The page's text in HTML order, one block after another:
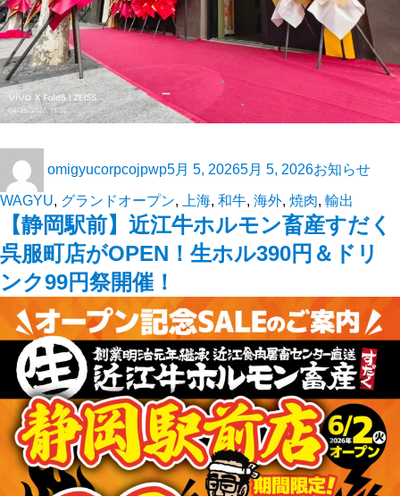
omigyucorpcojpwp5月 5, 20265月 5, 2026お知らせ
WAGYU, グランドオープン, 上海, 和牛, 海外, 焼肉, 輸出
【静岡駅前】近江牛ホルモン畜産すだく
呉服町店がOPEN！生ホル390円＆ドリ
ンク99円祭開催！